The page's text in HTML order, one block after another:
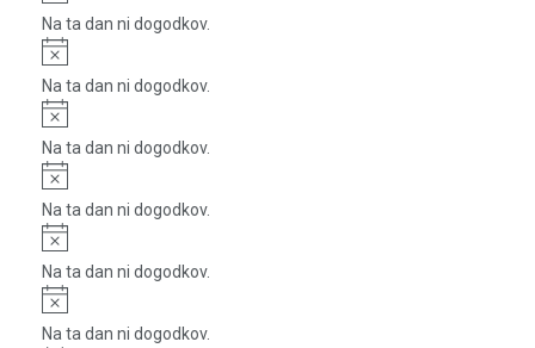
Na ta dan ni dogodkov.
Notice
Na ta dan ni dogodkov.
Notice
Na ta dan ni dogodkov.
Notice
Na ta dan ni dogodkov.
Notice
Na ta dan ni dogodkov.
Notice
Na ta dan ni dogodkov.